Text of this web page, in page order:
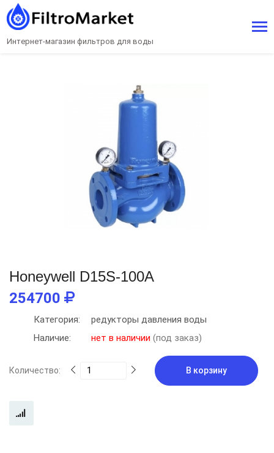
Интернет-магазин фильтров для воды
Honeywell D15S-100A
254700
Категория:
редукторы давления воды
Наличие:
нет в наличии (под заказ)
Количество: В корзину